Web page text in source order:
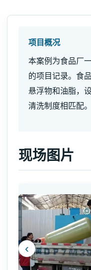
项目概况
本案例为食品厂
的项目记录。食
悬浮物和油脂，
清洗制度相匹配。
现场图片
‹